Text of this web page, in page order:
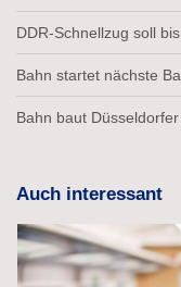
DDR-Schnellzug soll
Bahn startet nächste
Bahn baut
Auch interessant